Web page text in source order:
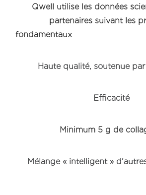
Qwell utilise les données
partenaires suivant les
Haute qualité, soutenue
Efficacité
Minimum 5 g de
Mélange « intelligent »